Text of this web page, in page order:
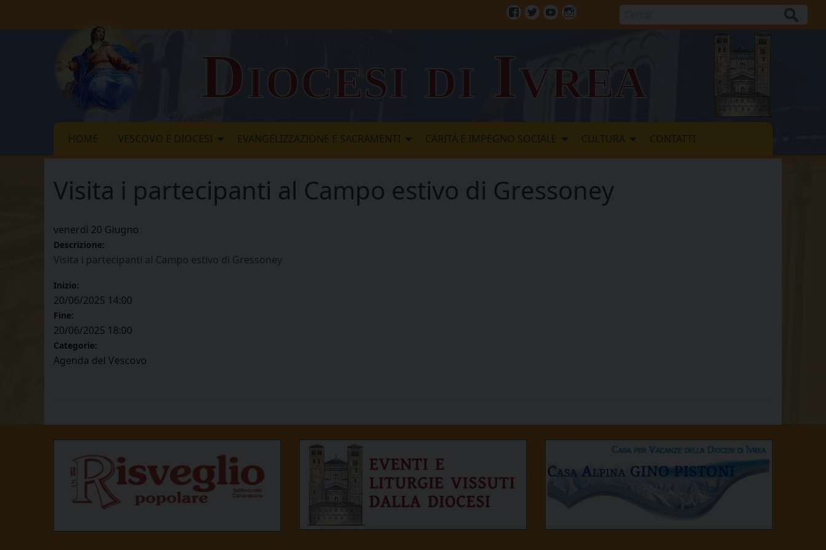
Diocesi di Ivrea
HOME VESCOVO E DIOCESI EVANGELIZZAZIONE E SACRAMENTI CARITÀ E IMPEGNO SOCIALE CULTURA CONTATTI
Visita i partecipanti al Campo estivo di Gressoney
venerdì 20 Giugno
Descrizione:
Visita i partecipanti al Campo estivo di Gressoney
Inizio:
20/06/2025 14:00
Fine:
20/06/2025 18:00
Categorie:
Agenda del Vescovo